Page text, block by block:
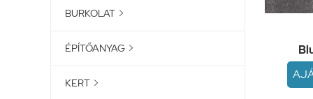
BURKOLAT 
ÉPÍTŐANYAG 
KERT 